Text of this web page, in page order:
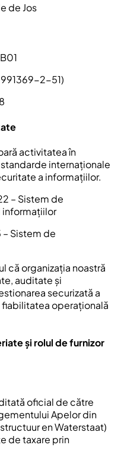
de Jos
2-51)
activitatea în
internaționale
a informațiilor.
– Sistem de
informațiilor
– Sistem de
că organizația noastră
auditate și
securizată a
operațională
și rolul de furnizor
oficial de către
Apelor din
en Waterstaat)
de taxare prin